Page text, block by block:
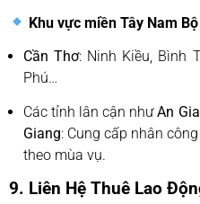
Khu vực miền Tây Nam Bộ
Cần Thơ: Ninh Kiều, Bình
Phú…
Các tỉnh lân cận nhưAn
Giang: Cung cấp nhân
theo mùa vụ.
9. Liên Hệ Thuê Lao